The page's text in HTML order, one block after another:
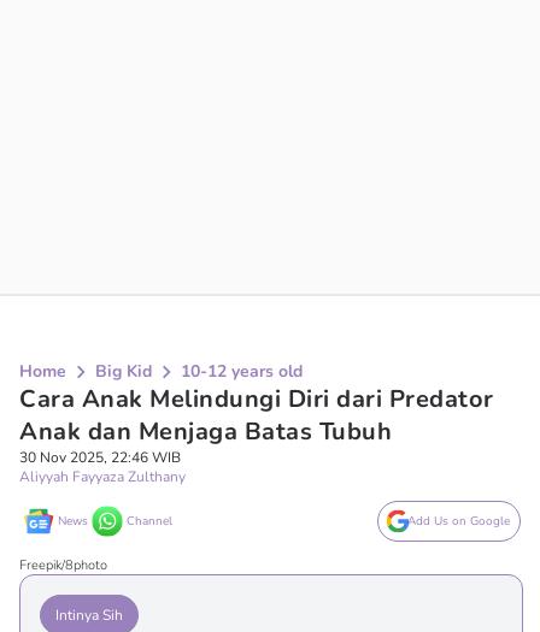
Home Big Kid 10-12 years old
Cara Anak Melindungi Diri dari Predator
Anak dan Menjaga Batas Tubuh
30 Nov 2025, 22:46 WIB
Aliyyah Fayyaza Zulthany
News Channel Add Us on Google
Freepik/8photo
Intinya Sih